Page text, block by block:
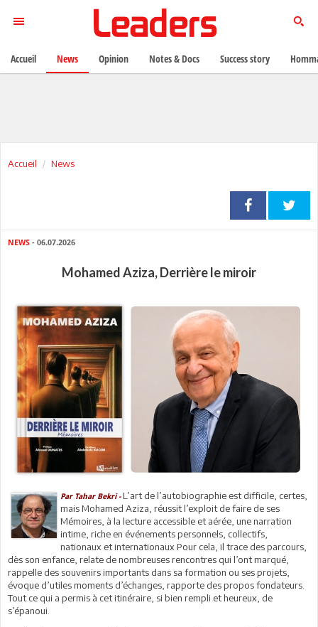
Accueil News
NEWS - 06.07.2026
Mohamed Aziza, Derrière le miroir
Par Tahar Bekri -L’art de l’autobiographie est difficile, certes,
mais Mohamed Aziza, réussit l’exploit de faire de ses
Mémoires, à la lecture accessible et aérée, une narration
intime, riche en événements personnels, collectifs,
nationaux et internationaux Pour cela, il trace des parcours,
dès son enfance, relate de nombreuses rencontres qui l’ont marqué,
rappelle des souvenirs importants dans sa formation ou ses projets,
évoque d’utiles moments d’échanges, rapporte des propos fondateurs.
Tout ce qui a permis à cet itinéraire, si bien rempli et heureux, de
s’épanoui.
Accueil News Opinion Notes & Docs Success story